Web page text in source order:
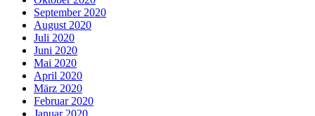
September 2020
August 2020
Juli 2020
Juni 2020
Mai 2020
April 2020
März 2020
Februar 2020
Januar 2020